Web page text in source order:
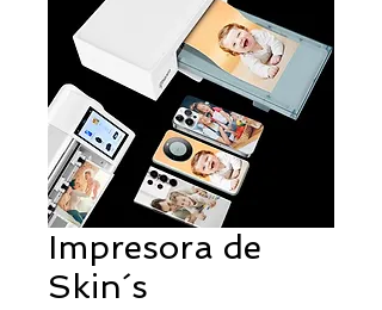
Impresora de
Skin´s